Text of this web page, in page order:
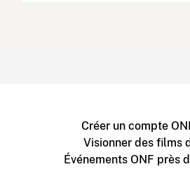
Créer un compte
Visionner des films
Événements ONF près